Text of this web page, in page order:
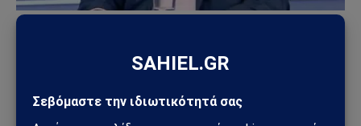
Μάζης: «Ο άξονας Ελλάδα – Κρήτη – Κύπρος είναι
το μεγάλο γεωπολιτικό όπλο του Ελληνισμού»
18/06/2026